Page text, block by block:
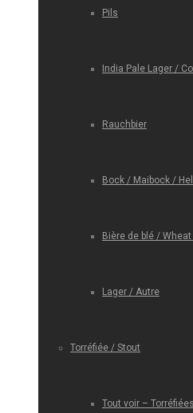
Pils
India Pale Lager /
Rauchbier
Bock / Maibock /
Bière de blé /
Lager / Autre
Torréfiée / Stout
Tout voir – Torréfiées